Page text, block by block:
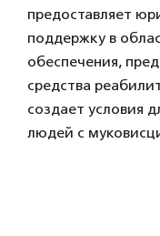
предоставляет
поддержку в
обеспечения,
средства
создает условия
людей с